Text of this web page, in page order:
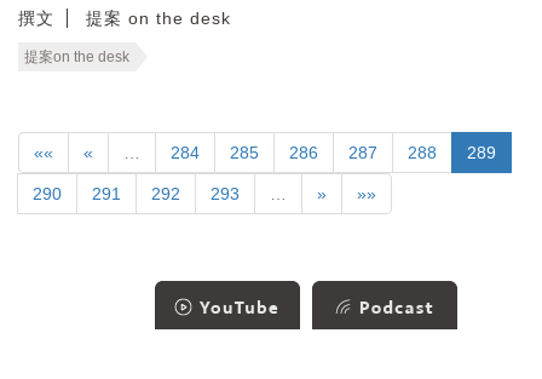
撰文 提案 on the desk
提案on the desk
«« « 284 285 286 287 288 289
290 291 292 293 » »»